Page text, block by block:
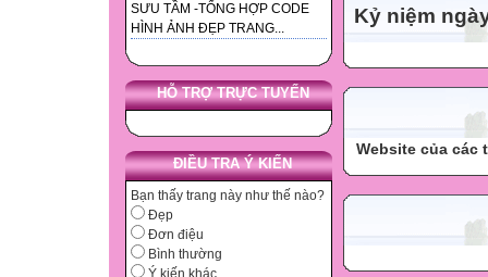
SƯU TẦM -TỔNG HỢP CODE
HÌNH ẢNH ĐẸP TRANG...
HỖ TRỢ TRỰC TUYẾN
ĐIỀU TRA Ý KIẾN
Bạn thấy trang này như thế nào?
Đẹp
Đơn điệu
Bình thường
Ý kiến khác
Kỷ niệm
Website của các